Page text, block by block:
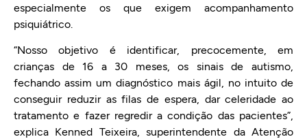
especialmente os que exigem acompanhamento
psiquiátrico.
“Nosso objetivo é identificar, precocemente, em
crianças de 16 a 30 meses, os sinais de autismo,
fechando assim um diagnóstico mais ágil, no intuito de
conseguir reduzir as filas de espera, dar celeridade ao
tratamento e fazer regredir a condição das pacientes”,
explica Kenned Teixeira, superintendente da Atenção